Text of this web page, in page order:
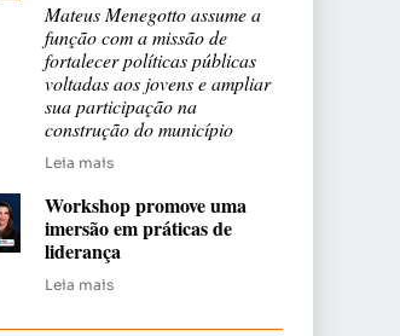
Mateus Menegotto assume a
função com a missão de
fortalecer políticas públicas
voltadas aos jovens e ampliar
sua participação na
construção do município
Leia mais
Workshop promove uma
imersão em práticas de
liderança
Leia mais